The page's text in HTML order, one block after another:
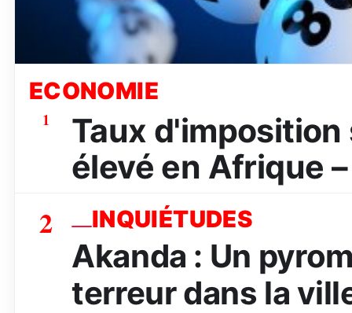
ECONOMIE
1
Taux
élevé en Afrique
2
INQUIÉTUDES
Akanda : Un
terreur dans la